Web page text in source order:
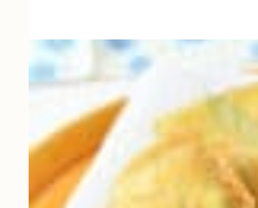
CHOCOLAT
YAOURT
GREC
–
SANS
SORBETIÈRE